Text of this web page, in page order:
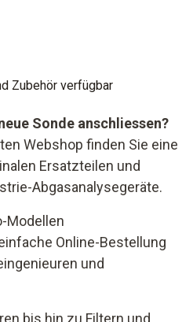
Zubehör verfügbar
Sonde anschliessen?
Webshop finden Sie eine
Ersatzteilen und
Abgasanalysegeräte.
Modellen
Online-Bestellung
und
bis hin zu Filtern und